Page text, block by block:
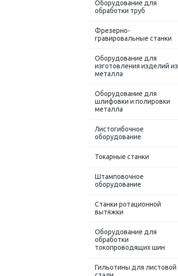
Оборудование для
обработки труб
Фрезерно-
гравировальные станки
Оборудование для
изготовления изделий из
металла
Оборудование для
шлифовки и полировки
металла
Листогибочное
оборудование
Токарные станки
Штамповочное
оборудование
Станки ротационной
вытяжки
Оборудование для
обработки
токопроводящих шин
Гильотины для листовой